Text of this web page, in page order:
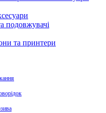
подовжувачі
та принтери